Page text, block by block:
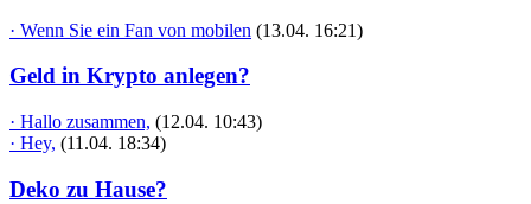
· Wenn Sie ein Fan von mobilen (13.04. 16:21)
Geld in Krypto anlegen?
· Hallo zusammen, (12.04. 10:43)
· Hey, (11.04. 18:34)
Deko zu Hause?